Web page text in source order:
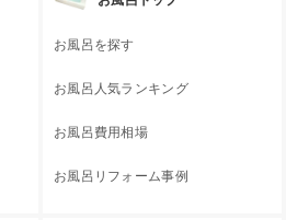
お風呂を探す
お風呂人気ランキング
お風呂費用相場
お風呂リフォーム事例